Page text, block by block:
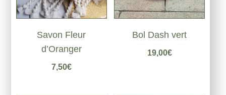
Savon Fleur
d’Oranger
7,50€
Bol Dash vert
19,00€